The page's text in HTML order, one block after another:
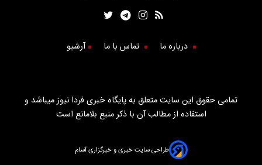
درباره ما تماس با ما آرشیو
تمامی حقوق این سایت متعلق به پایگاه خبری فردا نیوز میباشد و
استفاده از مطالب آن با ذکر منبع بلامانع است
طراحی سایت خبری و خبرگزاری آسام